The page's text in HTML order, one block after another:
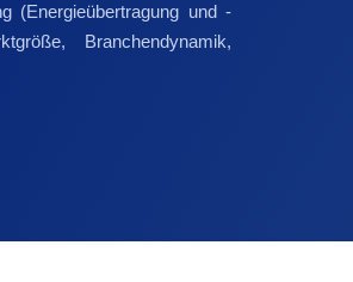
(Energieübertragung und -
Branchendynamik,